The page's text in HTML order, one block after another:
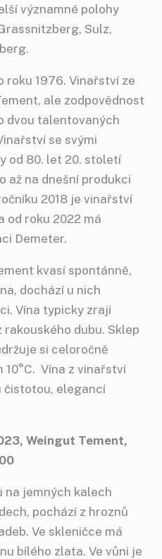
významné polohy
Sulz,
roku 1976. Vinařství ze
ale zodpovědnost
dvou talentovaných
se svými
od 80. let 20. století
až na dnešní produkci
2018 je vinařství
od roku 2022 má
Demeter.
kvasí spontánně,
dochází u nich
Vína typicky zrají
dubu. Sklep
si celoročně
Vína z vinařství
čistotou, elegancí
Weingut Tement,
na jemných kalech
pochází z hroznů
Ve skleničce má
bílého zlata. Ve vůni je